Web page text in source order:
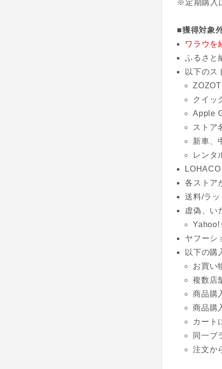
※定期購入
■獲得対象
ワラウを
ふるさと
以下のス
クイッ
Apple
ストア
新車、
レンタ
各ストア
送料/ラ
虚偽、い
Yahoo!
ヤフーシ
以下の購
お買い
複数店
商品購
商品購
カート
同一ブ
注文か